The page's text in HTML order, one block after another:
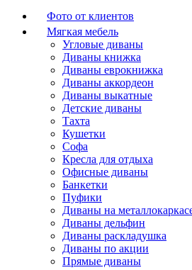
Фото от клиентов
Мягкая мебель
Угловые диваны
Диваны книжка
Диваны еврокнижка
Диваны аккордеон
Диваны выкатные
Детские диваны
Тахта
Кушетки
Софа
Кресла для отдыха
Офисные диваны
Банкетки
Пуфики
Диваны на
Диваны дельфин
Диваны раскладушка
Диваны по акции
Прямые диваны